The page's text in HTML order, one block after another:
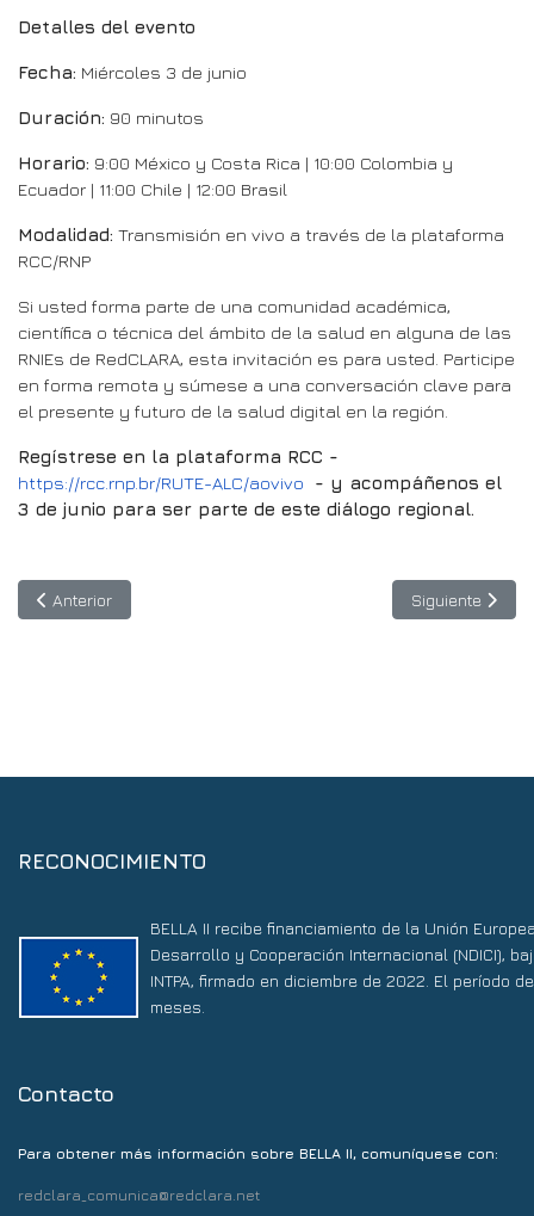
Detalles del evento
Fecha: Miércoles 3 de junio
Duración: 90 minutos
Horario: 9:00 México y Costa Rica | 10:00 Colombia y
Ecuador | 11:00 Chile | 12:00 Brasil
Modalidad: Transmisión en vivo a través de la plataforma
RCC/RNP
Si usted forma parte de una comunidad académica,
científica o técnica del ámbito de la salud en alguna de las
RNIEs de RedCLARA, esta invitación es para usted. Participe
en forma remota y súmese a una conversación clave para
el presente y futuro de la salud digital en la región.
Regístrese en la plataforma RCC -
https://rcc.rnp.br/RUTE-ALC/aovivo
- y acompáñenos el
3 de junio para ser parte de este diálogo regional.
Artículo anterior: 12 de junio, 4 PM UTC: Copernicus Chile
Anterior Artículo
Siguiente
RECONOCIMIENTO
BELLA II recibe financiamiento de la Unión
Desarrollo y Cooperación Internacional (NDICI),
INTPA, firmado en diciembre de 2022. El período
meses.
Contacto
Para obtener más información sobre BELLA II, comuníquese con:
redclara_comunica@redclara.net